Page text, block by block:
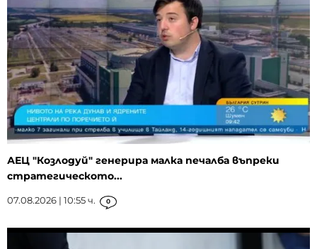
АЕЦ "Козлодуй" генерира малка печалба въпреки
стратегическото...
07.08.2026 | 10:55 ч. 0